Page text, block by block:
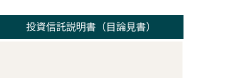
投資信託説明書（目論見書）